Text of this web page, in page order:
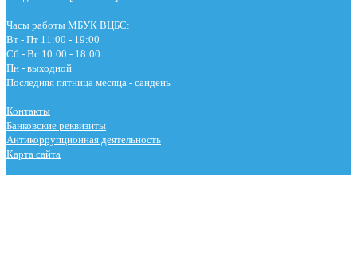
Часы работы МБУК ВЦБС:
Вт - Пт 11:00 - 19:00
Сб - Вс 10:00 - 18:00
Пн - выходной
Последняя пятница месяца - сандень
Контакты
Банковские реквизиты
Антикоррупционная деятельность
Карта сайта